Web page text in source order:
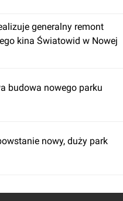
generalny remont
kina Światowid w Nowej
budowa nowego parku
nowy, duży park